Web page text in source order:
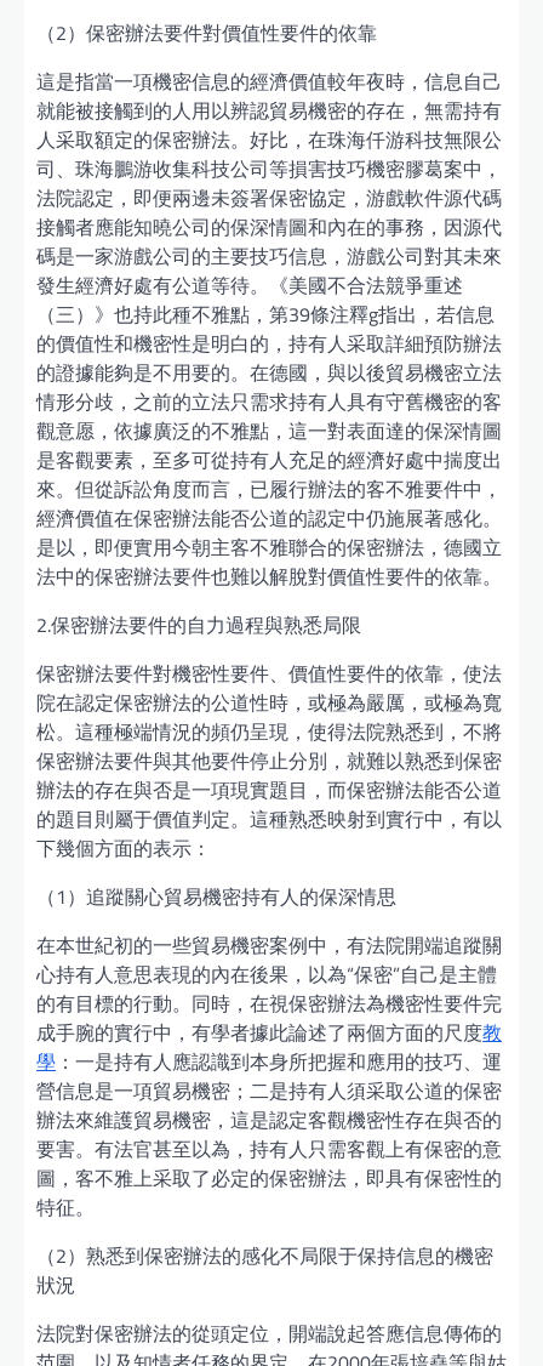
（2）保密辦法要件對價值性要件的依靠
這是指當一項機密信息的經濟價值較年夜時，信息自己
就能被接觸到的人用以辨認貿易機密的存在，無需持有
人采取額定的保密辦法。好比，在珠海仟游科技無限公
司、珠海鵬游收集科技公司等損害技巧機密膠葛案中，
法院認定，即便兩邊未簽署保密協定，游戲軟件源代碼
接觸者應能知曉公司的保深情圖和內在的事務，因源代
碼是一家游戲公司的主要技巧信息，游戲公司對其未來
發生經濟好處有公道等待。《美國不合法競爭重述
（三）》也持此種不雅點，第39條注釋g指出，若信息
的價值性和機密性是明白的，持有人采取詳細預防辦法
的證據能夠是不用要的。在德國，與以後貿易機密立法
情形分歧，之前的立法只需求持有人具有守舊機密的客
觀意愿，依據廣泛的不雅點，這一對表面達的保深情圖
是客觀要素，至多可從持有人充足的經濟好處中揣度出
來。但從訴訟角度而言，已履行辦法的客不雅要件中，
經濟價值在保密辦法能否公道的認定中仍施展著感化。
是以，即便實用今朝主客不雅聯合的保密辦法，德國立
法中的保密辦法要件也難以解脫對價值性要件的依靠。
2.保密辦法要件的自力過程與熟悉局限
保密辦法要件對機密性要件、價值性要件的依靠，使法
院在認定保密辦法的公道性時，或極為嚴厲，或極為寬
松。這種極端情況的頻仍呈現，使得法院熟悉到，不將
保密辦法要件與其他要件停止分別，就難以熟悉到保密
辦法的存在與否是一項現實題目，而保密辦法能否公道
的題目則屬于價值判定。這種熟悉映射到實行中，有以
下幾個方面的表示：
（1）追蹤關心貿易機密持有人的保深情思
在本世紀初的一些貿易機密案例中，有法院開端追蹤關
心持有人意思表現的內在後果，以為“保密”自己是主體
的有目標的行動。同時，在視保密辦法為機密性要件完
成手腕的實行中，有學者據此論述了兩個方面的尺度教
學 ：一是持有人應認識到本身所把握和應用的技巧、運
營信息是一項貿易機密；二是持有人須采取公道的保密
辦法來維護貿易機密，這是認定客觀機密性存在與否的
要害。有法官甚至以為，持有人只需客觀上有保密的意
圖，客不雅上采取了必定的保密辦法，即具有保密性的
特征。
（2）熟悉到保密辦法的感化不局限于保持信息的機密
狀況
法院對保密辦法的從頭定位，開端說起答應信息傳佈的